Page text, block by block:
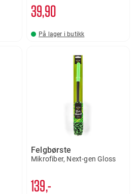
39 90
På lager i butikk
Felgbørste
Mikrofiber, Next-gen Gloss
139,-